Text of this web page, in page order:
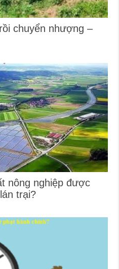
chuyển nhượng –
nông nghiệp được
trại?